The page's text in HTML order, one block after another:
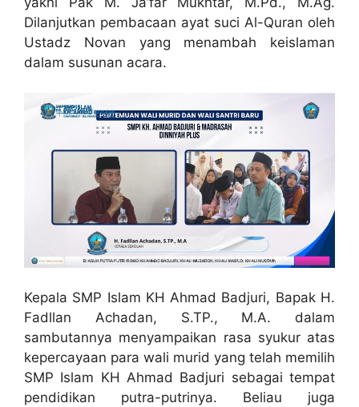
Dilanjutkan pembacaan ayat suci Al-Quran oleh
Ustadz Novan yang menambah keislaman
dalam susunan acara.
Kepala SMP Islam KH Ahmad Badjuri, Bapak H.
Fadllan Achadan, S.TP., M.A. dalam
sambutannya menyampaikan rasa syukur atas
kepercayaan para wali murid yang telah memilih
SMP Islam KH Ahmad Badjuri sebagai tempat
pendidikan putra-putrinya. Beliau juga